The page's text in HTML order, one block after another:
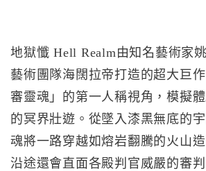
地獄懺 Hell Realm由知名藝術家
藝術團隊海闊拉帝打造的超大巨
審靈魂」的第一人稱視角，模擬
的冥界壯遊。從墜入漆黑無底的
魂將一路穿越如熔岩翻騰的火山
沿途還會直面各殿判官威嚴的審